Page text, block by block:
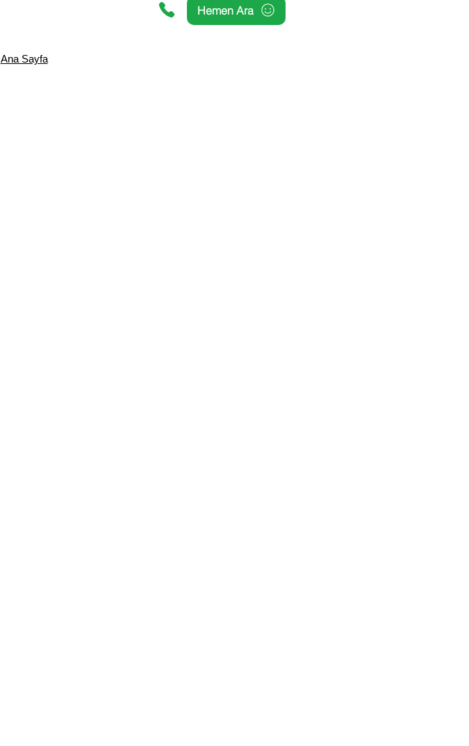
Hemen Ara
Ana Sayfa